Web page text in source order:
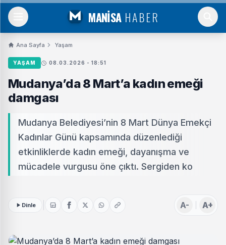
MANİSA HABER
Ana Sayfa Yaşam
YAŞAM 08.03.2026 - 18:51
Mudanya’da 8 Mart’a kadın emeği
damgası
Mudanya Belediyesi’nin 8 Mart Dünya Emekçi
Kadınlar Günü kapsamında düzenlediği
etkinliklerde kadın emeği, dayanışma ve
mücadele vurgusu öne çıktı. Sergiden ko
Dinle A- A+